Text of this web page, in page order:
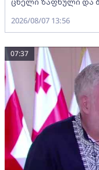
2026/08/07 13:56
07:37